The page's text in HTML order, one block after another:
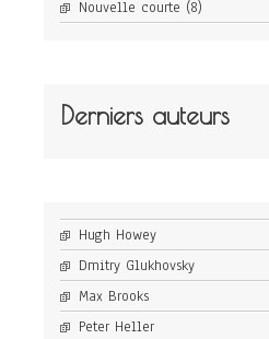
Nouvelle courte (8)
Derniers auteurs
Hugh Howey
Dmitry Glukhovsky
Max Brooks
Peter Heller